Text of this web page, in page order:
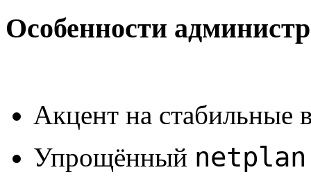
Особенности
Акцент на стабильные
Упрощённый netplan